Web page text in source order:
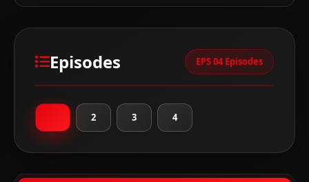
Episodes EPS 04 Episodes
2 3 4